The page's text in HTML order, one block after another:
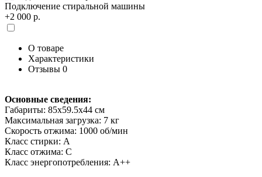
Подключение стиральной машины
+2 000 р.
О товаре
Характеристики
Отзывы 0
Основные сведения:
Габариты: 85х59.5х44 см
Максимальная загрузка: 7 кг
Скорость отжима: 1000 об/мин
Класс стирки: A
Класс отжима: С
Класс энергопотребления: А++